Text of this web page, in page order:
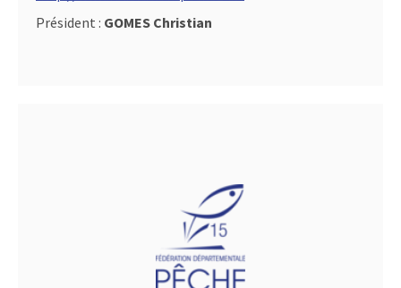
Président : GOMES Christian